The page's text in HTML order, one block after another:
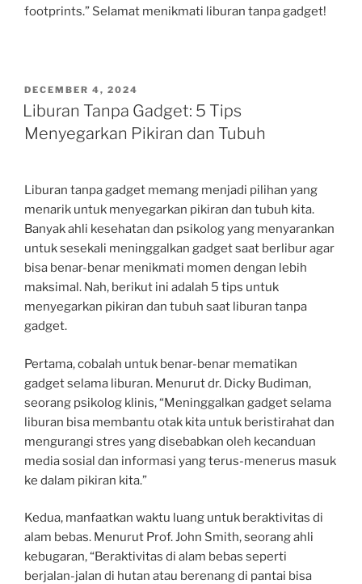
footprints.” Selamat menikmati liburan tanpa gadget!
POSTED
ON
DECEMBER 4, 2024
Liburan Tanpa Gadget: 5 Tips
Menyegarkan Pikiran dan Tubuh
Liburan tanpa gadget memang menjadi pilihan yang
menarik untuk menyegarkan pikiran dan tubuh kita.
Banyak ahli kesehatan dan psikolog yang menyarankan
untuk sesekali meninggalkan gadget saat berlibur agar
bisa benar-benar menikmati momen dengan lebih
maksimal. Nah, berikut ini adalah 5 tips untuk
menyegarkan pikiran dan tubuh saat liburan tanpa
gadget.
Pertama, cobalah untuk benar-benar mematikan
gadget selama liburan. Menurut dr. Dicky Budiman,
seorang psikolog klinis, “Meninggalkan gadget selama
liburan bisa membantu otak kita untuk beristirahat dan
mengurangi stres yang disebabkan oleh kecanduan
media sosial dan informasi yang terus-menerus masuk
ke dalam pikiran kita.”
Kedua, manfaatkan waktu luang untuk beraktivitas di
alam bebas. Menurut Prof. John Smith, seorang ahli
kebugaran, “Beraktivitas di alam bebas seperti
berjalan-jalan di hutan atau berenang di pantai bisa